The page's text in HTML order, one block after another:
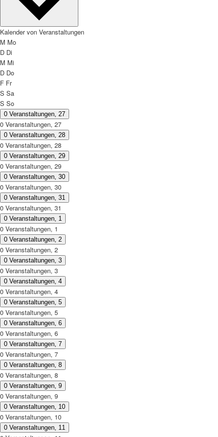
Kalender von Veranstaltungen
M Mo
D Di
M Mi
D Do
F Fr
S Sa
S So
0 Veranstaltungen, 27
0 Veranstaltungen, 27
0 Veranstaltungen, 28
0 Veranstaltungen, 28
0 Veranstaltungen, 29
0 Veranstaltungen, 29
0 Veranstaltungen, 30
0 Veranstaltungen, 30
0 Veranstaltungen, 31
0 Veranstaltungen, 31
0 Veranstaltungen, 1
0 Veranstaltungen, 1
0 Veranstaltungen, 2
0 Veranstaltungen, 2
0 Veranstaltungen, 3
0 Veranstaltungen, 3
0 Veranstaltungen, 4
0 Veranstaltungen, 4
0 Veranstaltungen, 5
0 Veranstaltungen, 5
0 Veranstaltungen, 6
0 Veranstaltungen, 6
0 Veranstaltungen, 7
0 Veranstaltungen, 7
0 Veranstaltungen, 8
0 Veranstaltungen, 8
0 Veranstaltungen, 9
0 Veranstaltungen, 9
0 Veranstaltungen, 10
0 Veranstaltungen, 10
0 Veranstaltungen, 11